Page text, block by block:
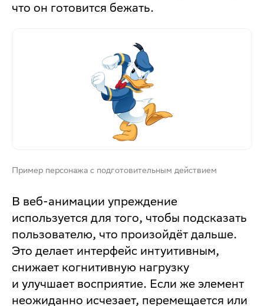
что он готовится бежать.
Пример персонажа с подготовительным действием
В веб-анимации упреждение
используется для того, чтобы подсказать
пользователю, что произойдёт дальше.
Это делает интерфейс интуитивным,
снижает когнитивную нагрузку
и улучшает восприятие. Если же элемент
неожиданно исчезает, перемещается или